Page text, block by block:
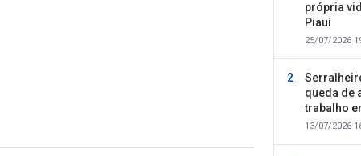
própria
Piauí
25/07/2026
queda de
trabalho
13/07/2026